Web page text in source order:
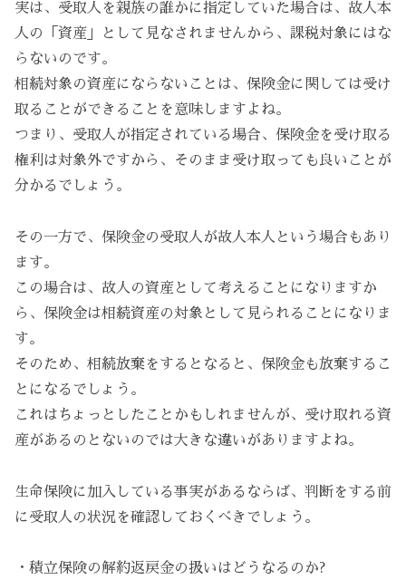
実は、受取人を親族の誰かに指定していた場合は、故人本
人の「資産」として見なされませんから、課税対象にはな
らないのです。
相続対象の資産にならないことは、保険金に関しては受け
取ることができることを意味しますよね。
つまり、受取人が指定されている場合、保険金を受け取る
権利は対象外ですから、そのまま受け取っても良いことが
分かるでしょう。
その一方で、保険金の受取人が故人本人という場合もあり
ます。
この場合は、故人の資産として考えることになりますか
ら、保険金は相続資産の対象として見られることになりま
す。
そのため、相続放棄をするとなると、保険金も放棄するこ
とになるでしょう。
これはちょっとしたことかもしれませんが、受け取れる資
産があるのとないのでは大きな違いがありますよね。
生命保険に加入している事実があるならば、判断をする前
に受取人の状況を確認しておくべきでしょう。
・積立保険の解約返戻金の扱いはどうなるのか?